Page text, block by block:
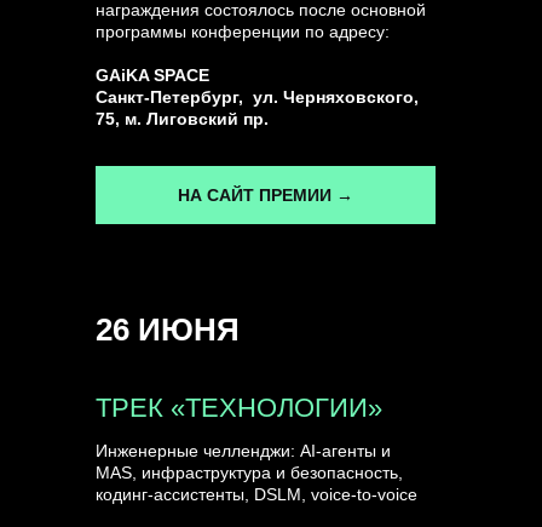
награждения состоялось после основной
программы конференции по адресу:
GAiKA SPACE
Санкт-Петербург, ул. Черняховского,
75, м. Лиговский пр.
26 ИЮНЯ
Инженерные челленджи: AI-агенты и
MAS, инфраструктура и безопасность,
кодинг-ассистенты, DSLM, voice-to-voice
ТРЕК «ТЕХНОЛОГИИ»
НА САЙТ ПРЕМИИ →
ГЕНЕРАЛЬНЫЙ ИНФОПАРТНЕР
CONVERSATIONS